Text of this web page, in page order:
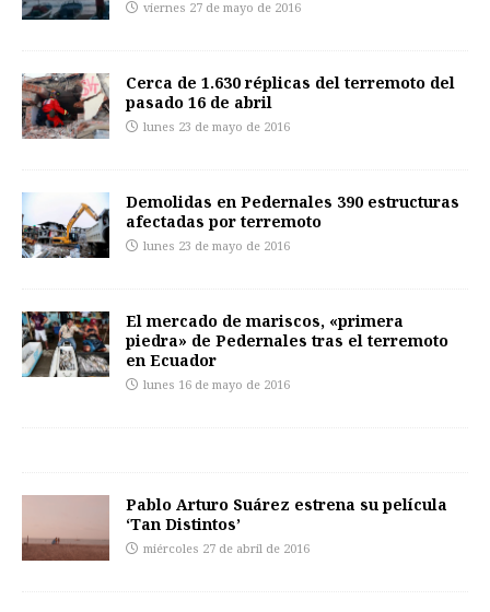
viernes 27 de mayo de 2016
Cerca de 1.630 réplicas del terremoto del
pasado 16 de abril
lunes 23 de mayo de 2016
Demolidas en Pedernales 390 estructuras
afectadas por terremoto
lunes 23 de mayo de 2016
El mercado de mariscos, «primera
piedra» de Pedernales tras el terremoto
en Ecuador
lunes 16 de mayo de 2016
Pablo Arturo Suárez estrena su película
‘Tan Distintos’
miércoles 27 de abril de 2016